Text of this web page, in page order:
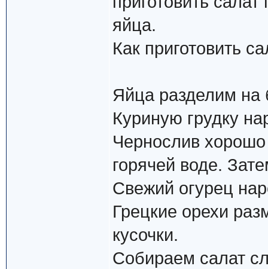
яйца.
Как приготовить
Яйца разделим на
Куриную грудку
Чернослив
горячей воде.
Свежий огурец
Грецкие орехи
кусочки.
Собираем салат